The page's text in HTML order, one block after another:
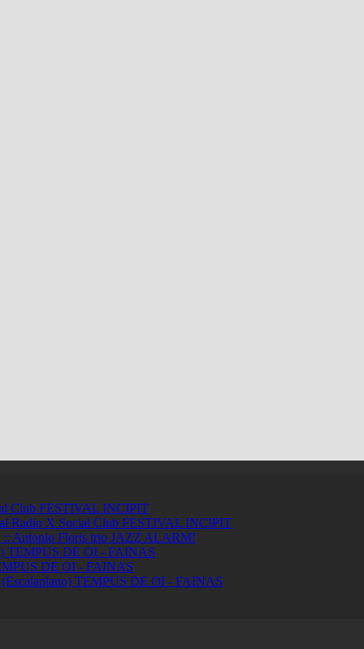
Club FESTIVAL INCIPIT
Radio X Social Club FESTIVAL INCIPIT
Antonio Floris trio JAZZ ALARM!
TEMPUS DE OI - FAINAS
DE OI - FAINAS
TEMPUS DE OI - FAINAS